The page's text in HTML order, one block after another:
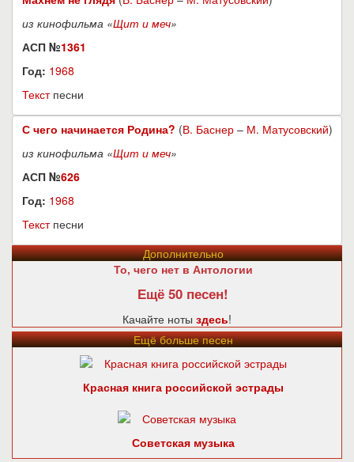
из кинофильма «Щит и меч»
АСП №1361
Год: 1968
Текстпесни
С чего начинается Родина? (В. Баснер – М. Матусовский)
из кинофильма «Щит и меч»
АСП №626
Год: 1968
Текстпесни
Дополнительно
То, чего нет в Антологии
Ещё 50 песен!
Качайте ноты здесь!
Ещё больше песен
Красная книга российской эстрады
Советская музыка